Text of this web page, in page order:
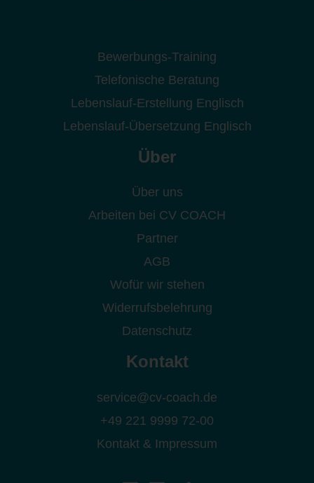
Bewerbungs-Training
Telefonische Beratung
Lebenslauf-Erstellung Englisch
Lebenslauf-Übersetzung Englisch
Über
Über uns
Arbeiten bei CV COACH
Partner
AGB
Wofür wir stehen
Widerrufsbelehrung
Datenschutz
Kontakt
service@cv-coach.de
+49 221 9999 72-00
Kontakt & Impressum